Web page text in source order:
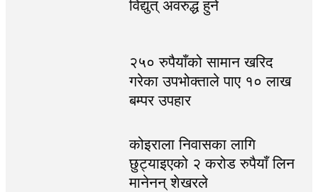
विद्युत् अवरुद्ध हुने
२५० रुपैयाँको सामान खरिद
गरेका उपभोक्ताले पाए १० लाख
बम्पर उपहार
कोइराला निवासका लागि
छुट्याइएको २ करोड रुपैयाँ लिन
मानेनन् शेखरले